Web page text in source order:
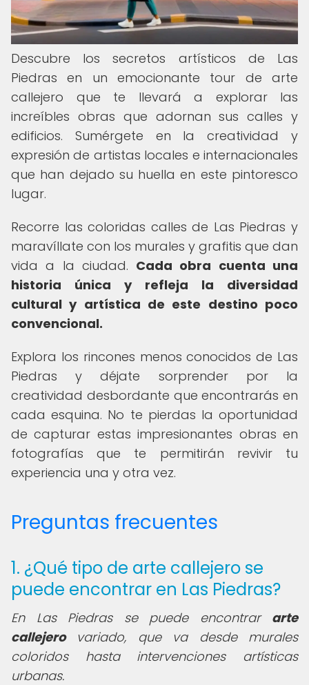
Descubre los secretos artísticos de Las
Piedras en un emocionante tour de arte
callejero que te llevará a explorar las
increíbles obras que adornan sus calles y
edificios. Sumérgete en la creatividad y
expresión de artistas locales e internacionales
que han dejado su huella en este pintoresco
lugar.
Recorre las coloridas calles de Las Piedras y
maravíllate con los murales y grafitis que dan
vida a la ciudad. Cada obra cuenta una
historia única y refleja la diversidad
cultural y artística de este destino poco
convencional.
Explora los rincones menos conocidos de Las
Piedras y déjate sorprender por la
creatividad desbordante que encontrarás en
cada esquina. No te pierdas la oportunidad
de capturar estas impresionantes obras en
fotografías que te permitirán revivir tu
experiencia una y otra vez.
Preguntas frecuentes
1. ¿Qué tipo de arte callejero se
puede encontrar en Las Piedras?
En Las Piedras se puede encontrar arte
callejerovariado, que va desde murales
coloridos hasta intervenciones artísticas
urbanas.